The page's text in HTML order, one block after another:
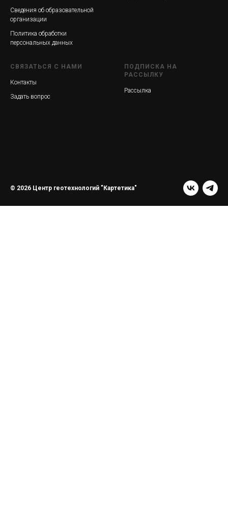
Сведения об образовательной
организации
Политика обработки
персональных данных
СВЯЗАТЬСЯ С НАМИ
Контакты
Задать вопрос
ПОДПИСКА НА
РАССЫЛКУ
Рассылка
© 2026 Центр геотехнологий "Картетика"